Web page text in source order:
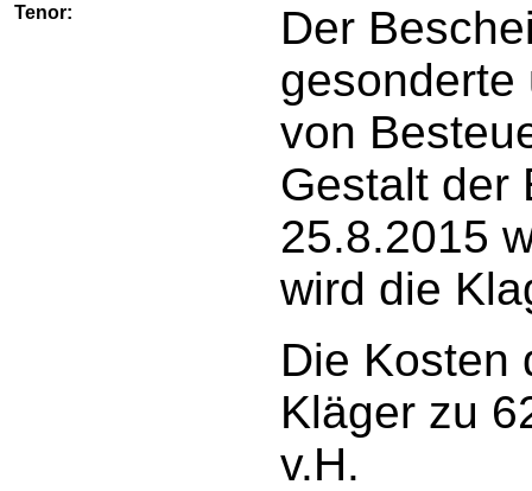
Tenor:
Der
gesonderte
von
Gestalt der
25.8.2015
wird die
Die Kosten
Kläger zu
v.H.